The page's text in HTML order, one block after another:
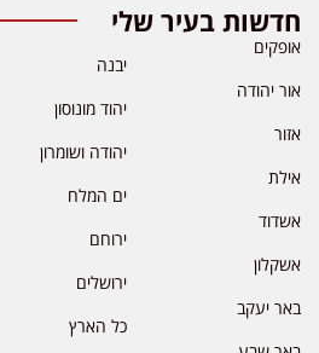
חדשות בעיר שלי
אופקים
אור יהודה
אזור
אילת
אשדוד
אשקלון
באר יעקב
יבנה
יהוד מונוסון
יהודה ושומרון
ים המלח
ירוחם
ירושלים
כל הארץ